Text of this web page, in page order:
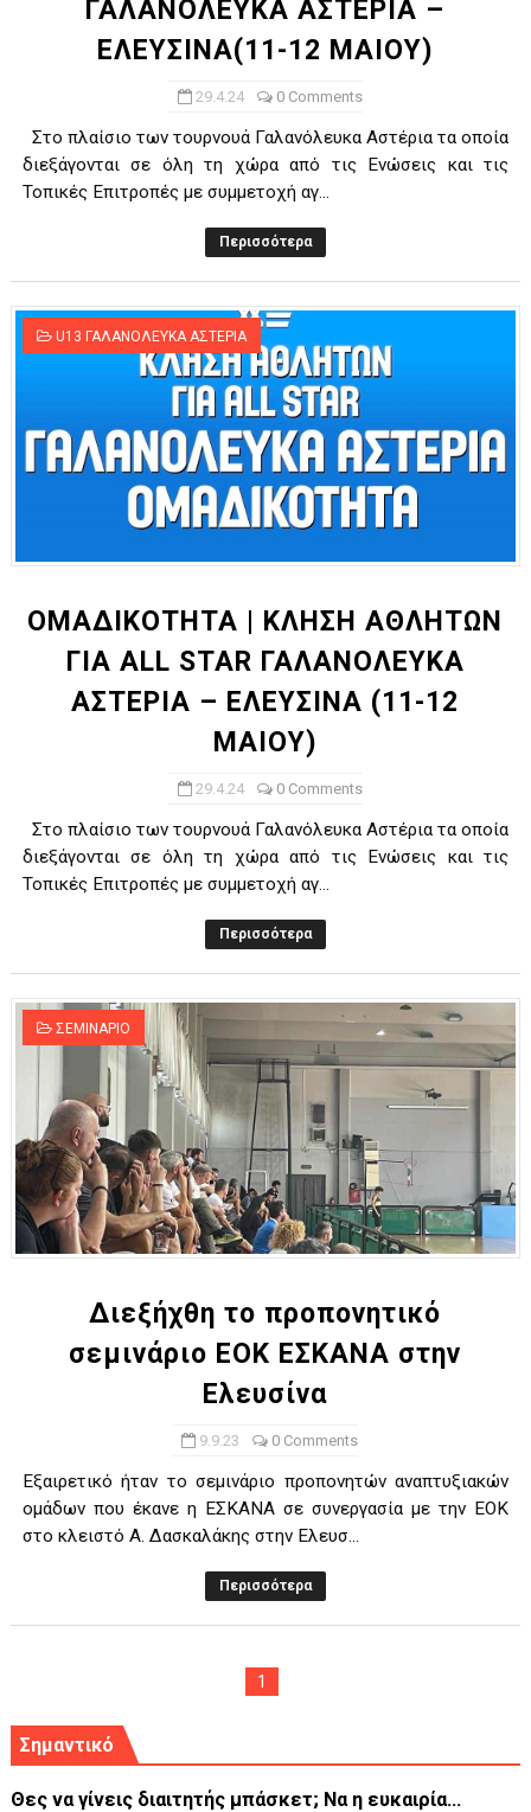
ΓΑΛΑΝΟΛΕΥΚΑ ΑΣΤΕΡΙΑ –
ΕΛΕΥΣΙΝΑ(11-12 ΜΑΙΟΥ)
29.4.24 0 Comments
Στο πλαίσιο των τουρνουά Γαλανόλευκα Αστέρια τα οποία
διεξάγονται σε όλη τη χώρα από τις Ενώσεις και τις
Τοπικές Επιτροπές με συμμετοχή αγ...
Περισσότερα
U13 ΓΑΛΑΝΟΛΕΥΚΑ ΑΣΤΕΡΙΑ
ΟΜΑΔΙΚΟΤΗΤΑ | ΚΛΗΣΗ ΑΘΛΗΤΩΝ
ΓΙΑ ALL STAR ΓΑΛΑΝΟΛΕΥΚΑ
ΑΣΤΕΡΙΑ – ΕΛΕΥΣΙΝΑ (11-12
ΜΑΙΟΥ)
29.4.24 0 Comments
Στο πλαίσιο των τουρνουά Γαλανόλευκα Αστέρια τα οποία
διεξάγονται σε όλη τη χώρα από τις Ενώσεις και τις
Τοπικές Επιτροπές με συμμετοχή αγ...
Περισσότερα
ΣΕΜΙΝΑΡΙΟ
Διεξήχθη το προπονητικό
σεμινάριο ΕΟΚ ΕΣΚΑΝΑ στην
Ελευσίνα
9.9.23 0 Comments
Εξαιρετικό ήταν το σεμινάριο προπονητών αναπτυξιακών
ομάδων που έκανε η ΕΣΚΑΝΑ σε συνεργασία με την ΕΟΚ
στο κλειστό Α. Δασκαλάκης στην Ελευσ...
Περισσότερα
1
Σημαντικό
Θες να γίνεις διαιτητής μπάσκετ; Να η ευκαιρία...